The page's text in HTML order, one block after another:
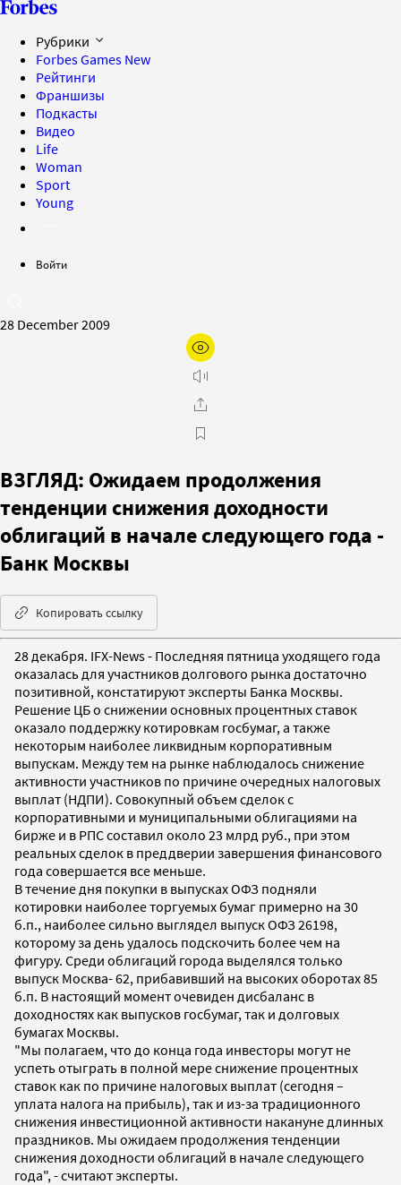
Рубрики
Forbes Games New
Рейтинги
Франшизы
Подкасты
Видео
Life
Woman
Sport
Young
Войти
28 December 2009
ВЗГЛЯД: Ожидаем продолжения
тенденции снижения доходности
облигаций в начале следующего года -
Банк Москвы
Копировать ссылку
28 декабря. IFX-News - Последняя пятница уходящего года
оказалась для участников долгового рынка достаточно
позитивной, констатируют эксперты Банка Москвы.
Решение ЦБ о снижении основных процентных ставок
оказало поддержку котировкам госбумаг, а также
некоторым наиболее ликвидным корпоративным
выпускам. Между тем на рынке наблюдалось снижение
активности участников по причине очередных налоговых
выплат (НДПИ). Совокупный объем сделок с
корпоративными и муниципальными облигациями на
бирже и в РПС составил около 23 млрд руб., при этом
реальных сделок в преддверии завершения финансового
года совершается все меньше.
В течение дня покупки в выпусках ОФЗ подняли
котировки наиболее торгуемых бумаг примерно на 30
б.п., наиболее сильно выглядел выпуск ОФЗ 26198,
которому за день удалось подскочить более чем на
фигуру. Среди облигаций города выделялся только
выпуск Москва- 62, прибавивший на высоких оборотах 85
б.п. В настоящий момент очевиден дисбаланс в
доходностях как выпусков госбумаг, так и долговых
бумагах Москвы.
"Мы полагаем, что до конца года инвесторы могут не
успеть отыграть в полной мере снижение процентных
ставок как по причине налоговых выплат (сегодня –
уплата налога на прибыль), так и из-за традиционного
снижения инвестиционной активности накануне длинных
праздников. Мы ожидаем продолжения тенденции
снижения доходности облигаций в начале следующего
года", - считают эксперты.